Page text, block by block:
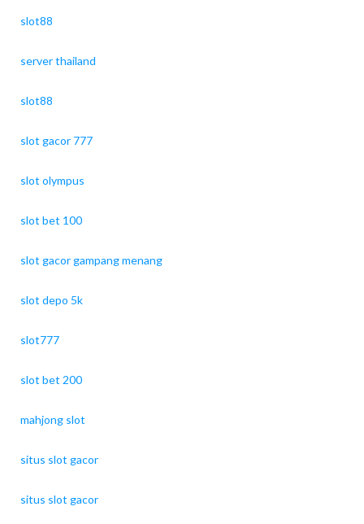
slot88
server thailand
slot88
slot gacor 777
slot olympus
slot bet 100
slot gacor gampang menang
slot depo 5k
slot777
slot bet 200
mahjong slot
situs slot gacor
situs slot gacor